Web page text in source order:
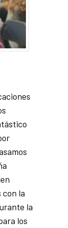
con la
la
los